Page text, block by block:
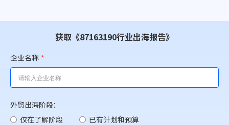
获取《87163190行业出海报告》
企业名称 *
外贸出海阶段：
仅在了解阶段
已有计划和预算